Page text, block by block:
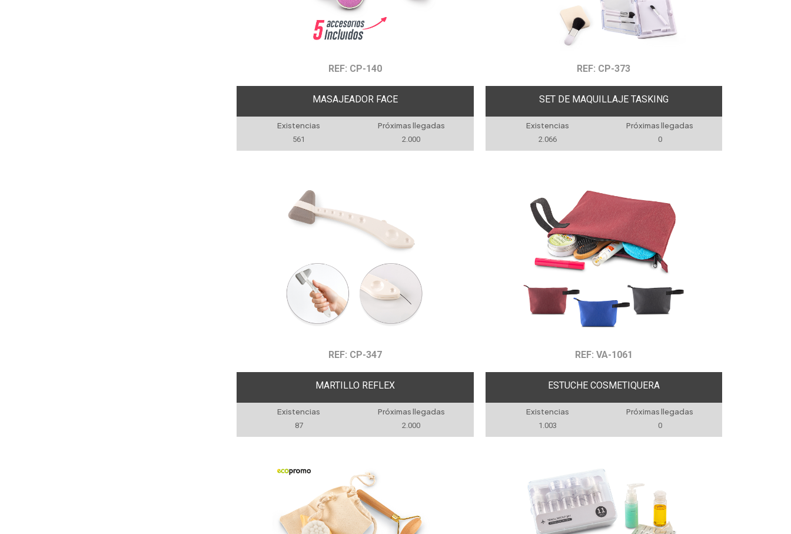
REF: CP-140
MASAJEADOR FACE
Existencias
561
Próximas llegadas
2.000
REF: CP-373
SET DE MAQUILLAJE TASKING
Existencias
2.066
Próximas llegadas
0
REF: CP-347
MARTILLO REFLEX
Existencias
87
Próximas llegadas
2.000
REF: VA-1061
ESTUCHE COSMETIQUERA
Existencias
1.003
Próximas llegadas
0